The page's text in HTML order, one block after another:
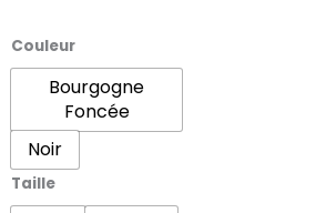
Couleur
Bourgogne
Foncée
Noir
Taille
quantité
de
Veste
Sans
Manche
Asymétrique